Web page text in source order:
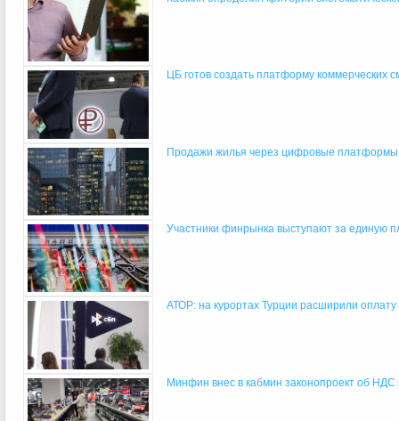
ЦБ готов создать платформу коммерческих
Продажи жилья через цифровые платформы
Участники финрынка выступают за единую
АТОР: на курортах Турции расширили
Минфин внес в кабмин законопроект об НДС